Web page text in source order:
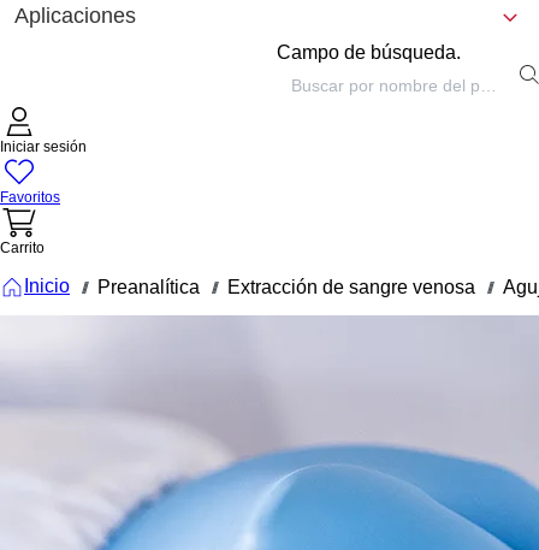
Aplicaciones
Campo de búsqueda.
Iniciar sesión
Favoritos
Carrito
Inicio /// Preanalítica /// Extracción de sangre venosa ///